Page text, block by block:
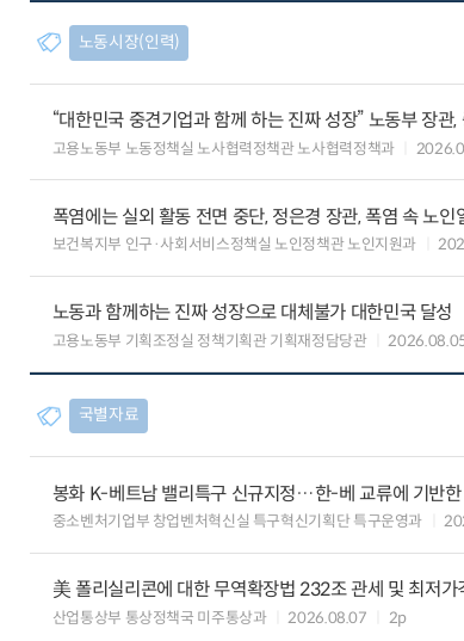
노동시장(인력)
“대한민국 중견기업과 함께 하는 진짜 성장” 노동부 장관
고용노동부 노동정책실 노사협력정책관 노사협력정책과
폭염에는 실외 활동 전면 중단, 정은경 장관, 폭염 속 노인
보건복지부 인구·사회서비스정책실 노인정책관 노인지원과
노동과 함께하는 진짜 성장으로 대체불가 대한민국 달성
고용노동부 기획조정실 정책기획관 기획재정담당관
국별자료
봉화 K-베트남 밸리특구 신규지정…한-베 교류에 기반한
중소벤처기업부 창업벤처혁신실 특구혁신기획단 특구운영과
美 폴리실리콘에 대한 무역확장법 232조 관세 및 최저가
산업통상부 통상정책국 미주통상과 2026.08.07 2p